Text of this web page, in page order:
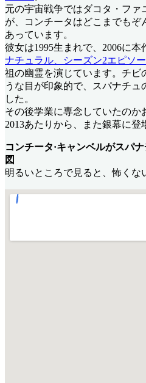
元の宇宙戦争ではダコタ・ファ
が、コンチータはどこまでもぞ
あっています。
彼女は1995生まれで、2006に本
ナチュラル、シーズン2エピソー
祖の幽霊を演じています。チビ
うな目が印象的で、スパナチ
した。
その後学業に専念していたのか
2013あたりから、また銀幕に登
コンチータ·キャンベルがスパ
図
明るいところで見ると、怖くな